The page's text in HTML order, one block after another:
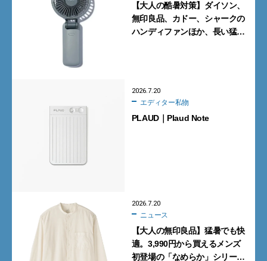
【大人の酷暑対策】ダイソン、
無印良品、カドー、シャークの
ハンディファンほか、長い猛暑
2026.7.20
エディター私物
PLAUD｜Plaud Note
2026.7.20
ニュース
【大人の無印良品】猛暑でも快
適。3,990円から買えるメンズ
初登場の「なめらか」シリーズ